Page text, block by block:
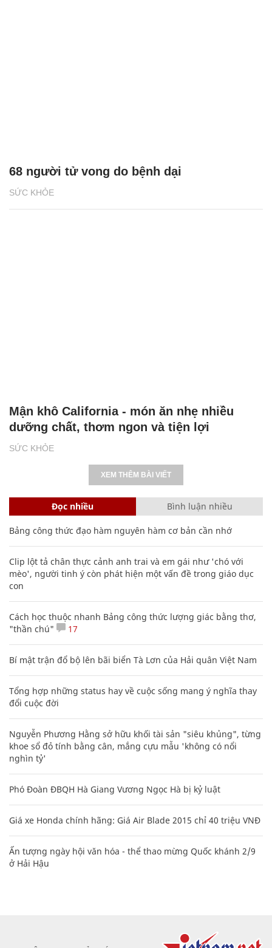
SỨC KHỎE
68 người tử vong do bệnh dại
SỨC KHỎE
Mận khô California - món ăn nhẹ nhiều
dưỡng chất, thơm ngon và tiện lợi
XEM THÊM BÀI VIẾT
Đọc nhiều Bình luận nhiều
Bảng công thức đạo hàm nguyên hàm cơ bản cần nhớ
Clip lột tả chân thực cảnh anh trai và em gái như 'chó với
mèo', người tinh ý còn phát hiện một vấn đề trong giáo dục
con
Cách học thuộc nhanh Bảng công thức lượng giác bằng thơ,
"thần chú"
17
Bí mật trận đổ bộ lên bãi biển Tà Lơn của Hải quân Việt Nam
Tổng hợp những status hay về cuộc sống mang ý nghĩa thay
đổi cuộc đời
Nguyễn Phương Hằng sở hữu khối tài sản "siêu khủng", từng
khoe sổ đỏ tính bằng cân, mắng cựu mẫu 'không có nổi
nghìn tỷ'
Phó Đoàn ĐBQH Hà Giang Vương Ngọc Hà bị kỷ luật
Giá xe Honda chính hãng: Giá Air Blade 2015 chỉ 40 triệu VNĐ
Ấn tượng ngày hội văn hóa - thể thao mừng Quốc khánh 2/9
ở Hải Hậu